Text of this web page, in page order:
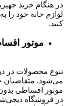
در هنگام خرید
لوازم خانه خود را
کنید.
موتور
تنوع محصولات در
می‌شود. متقاضیان
موتور اقساطی
در فروشگاه